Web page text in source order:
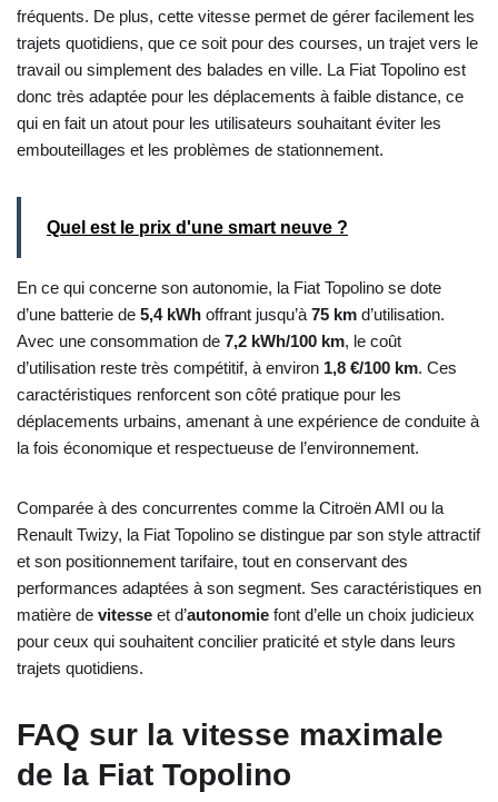
fréquents. De plus, cette vitesse permet de gérer facilement les
trajets quotidiens, que ce soit pour des courses, un trajet vers le
travail ou simplement des balades en ville. La Fiat Topolino est
donc très adaptée pour les déplacements à faible distance, ce
qui en fait un atout pour les utilisateurs souhaitant éviter les
embouteillages et les problèmes de stationnement.
Quel est le prix d'une smart neuve ?
En ce qui concerne son autonomie, la Fiat Topolino se dote
d’une batterie de 5,4 kWh offrant jusqu’à 75 km d’utilisation.
Avec une consommation de 7,2 kWh/100 km, le coût
d’utilisation reste très compétitif, à environ 1,8 €/100 km. Ces
caractéristiques renforcent son côté pratique pour les
déplacements urbains, amenant à une expérience de conduite à
la fois économique et respectueuse de l’environnement.
Comparée à des concurrentes comme la Citroën AMI ou la
Renault Twizy, la Fiat Topolino se distingue par son style attractif
et son positionnement tarifaire, tout en conservant des
performances adaptées à son segment. Ses caractéristiques en
matière de vitesse et d’autonomie font d’elle un choix judicieux
pour ceux qui souhaitent concilier praticité et style dans leurs
trajets quotidiens.
FAQ sur la vitesse maximale
de la Fiat Topolino